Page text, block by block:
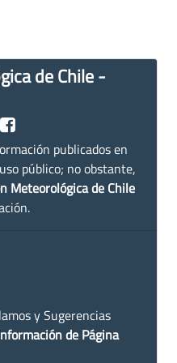
de Chile -
publicados en
público; no obstante,
Meteorológica de Chile
y Sugerencias
de Página